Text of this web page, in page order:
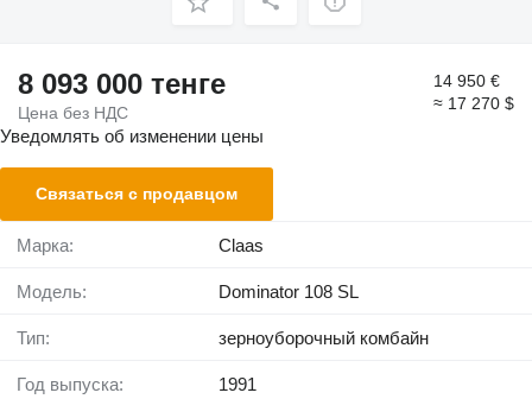
8 093 000 тенге
Цена без НДС
14 950 €
≈ 17 270 $
Уведомлять об изменении цены
Связаться с продавцом
Марка: Claas
Модель: Dominator 108 SL
Тип: зерноуборочный комбайн
Год выпуска: 1991